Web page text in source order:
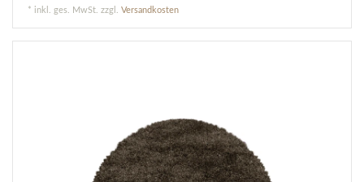
* inkl. ges. MwSt. zzgl.Versandkosten